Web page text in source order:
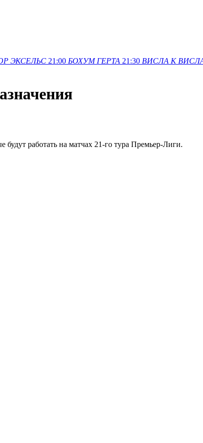
ЭКСЕЛЬС 21:00 БОХУМ ГЕРТА 21:30 ВИСЛА K
работать на матчах 21-го тура Премьер-Лиги.